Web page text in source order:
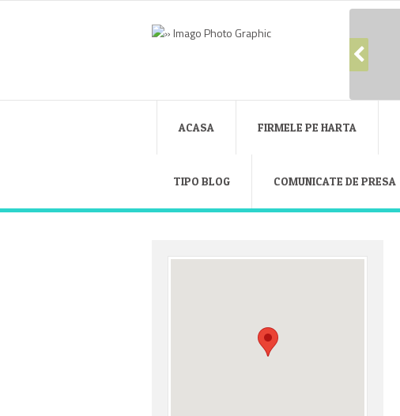
ACASA FIRMELE PE HARTA
TIPO BLOG COMUNICATE DE PRESA